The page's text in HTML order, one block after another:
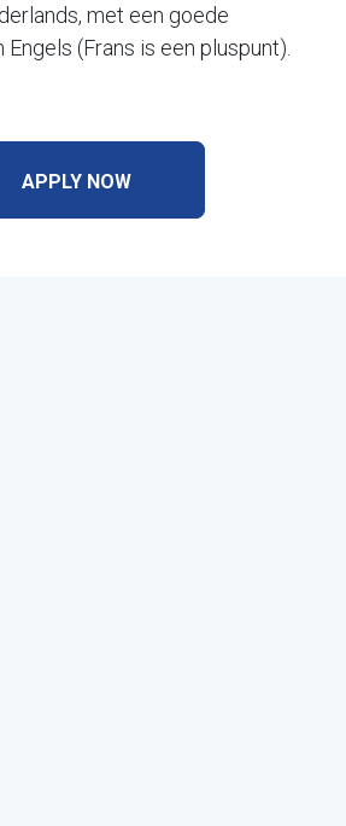
met een goede
(Frans is een pluspunt).
APPLY NOW